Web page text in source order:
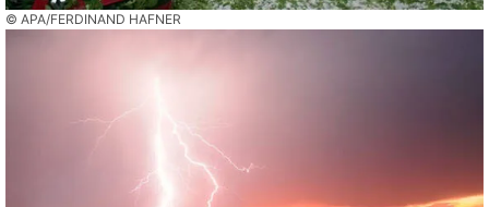
© APA/FERDINAND HAFNER